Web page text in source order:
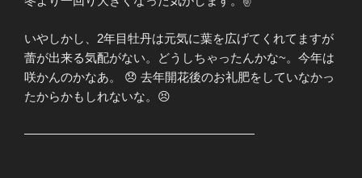
いやしかし、2年目牡丹は元気に葉を広げてくれてますが
蕾が出来る気配がない。どうしちゃったんかな~。今年は
咲かんのかなあ。 😞 去年開花後のお礼肥をしていなかっ
たからかもしれないな。😣
———————————————————